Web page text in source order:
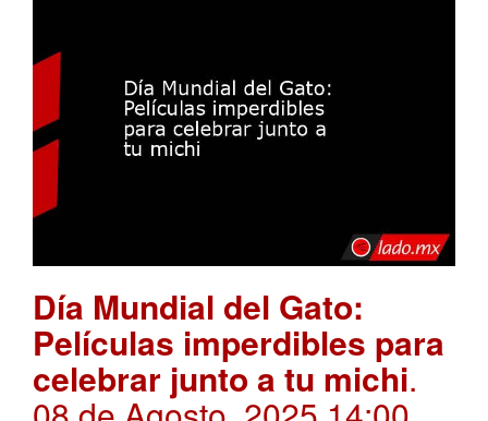
Día Mundial del Gato:
Películas imperdibles para
celebrar junto a tu michi.